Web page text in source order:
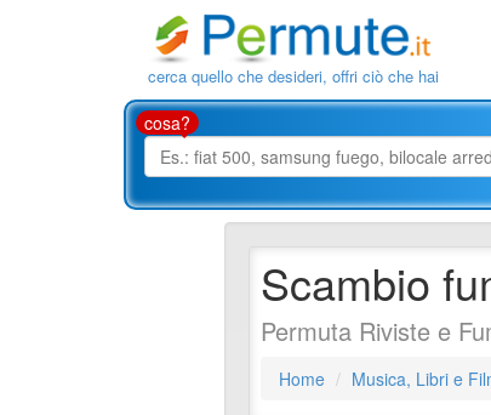
cerca quello che desideri, offri ciò che hai
cosa?
Scambio
Permuta Riviste e
Home Musica, Libri e